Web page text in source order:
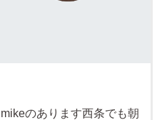
のあります西条でも朝